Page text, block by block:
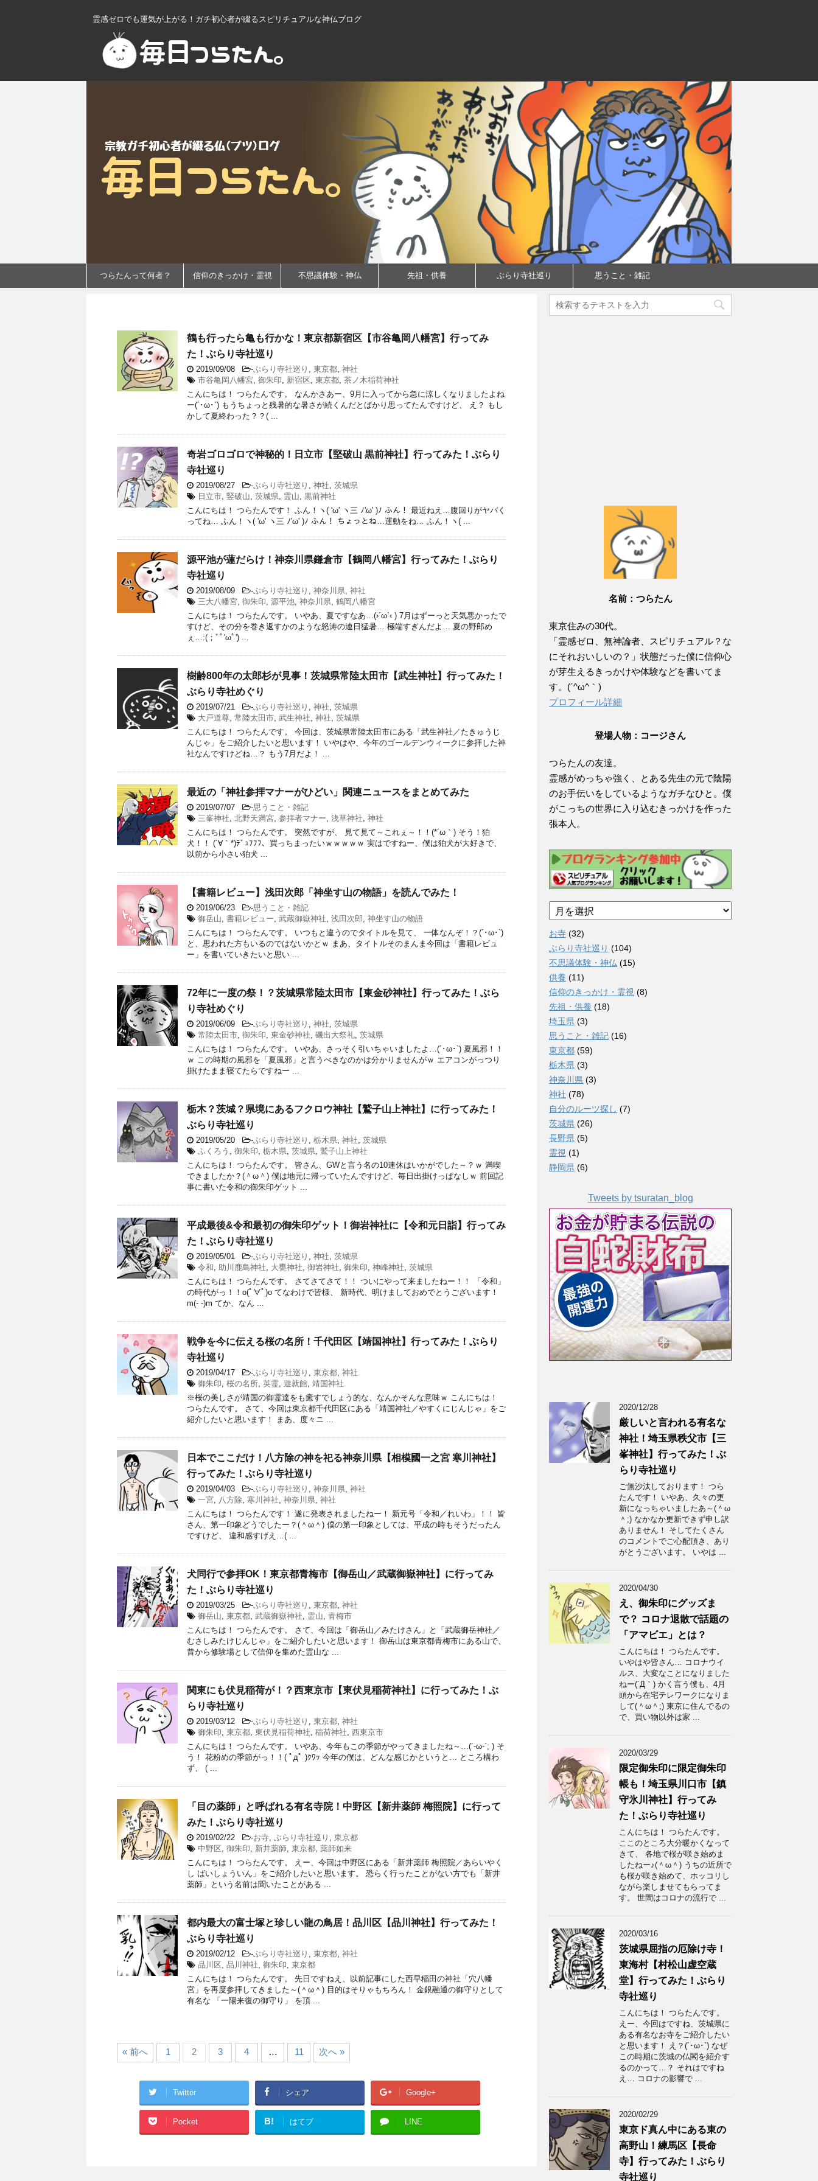
霊感ゼロでも運気が上がる！ガチ初心者が綴るスピリチュアルな神仏ブログ
つらたんって何者？ 信仰のきっかけ・霊視 不思議体験・神仏 先祖・供養 ぶらり寺社巡り 思うこと・雑記
鶴も行ったら亀も行かな！東京都新宿区【市谷亀岡八幡宮】行ってみ
た！ぶらり寺社巡り
2019/09/08 -ぶらり寺社巡り 東京都 神社
市谷亀岡八幡宮 御朱印 新宿区 東京都 茶ノ木稲荷神社
こんにちは！ つらたんです。 なんかさあー、9月に入ってから急に涼しくなりましたよね
ー(´･ω･`) もうちょっと残暑的な暑さが続くんだとばかり思ってたんですけど、 え？ もし
かして夏終わった？？( ...
奇岩ゴロゴロで神秘的！日立市【堅破山 黒前神社】行ってみた！ぶらり
寺社巡り
2019/08/27 -ぶらり寺社巡り 神社 茨城県
日立市 竪破山 茨城県 霊山 黒前神社
こんにちは！ つらたんです！ ふん！ヽ( 'ω' ヽ三 ﾉ'ω' )ﾉ ふん！ 最近ねえ…腹回りがヤバく
ってね… ふん！ヽ( 'ω' ヽ三 ﾉ'ω' )ﾉ ふん！ ちょっとね…運動をね… ふん！ヽ( ...
源平池が蓮だらけ！神奈川県鎌倉市【鶴岡八幡宮】行ってみた！ぶらり
寺社巡り
2019/08/09 -ぶらり寺社巡り 神奈川県 神社
三大八幡宮 御朱印 源平池 神奈川県 鶴岡八幡宮
こんにちは！ つらたんです。 いやあ、夏ですなあ…(›´ω`‹ ) 7月はずーっと天気悪かったで
すけど、その分を巻き返すかのような怒涛の連日猛暑… 極端すぎんだよ… 夏の野郎め
ぇ…:(；ﾞﾟ'ωﾟ') ...
樹齢800年の太郎杉が見事！茨城県常陸太田市【武生神社】行ってみた！
ぶらり寺社めぐり
2019/07/21 -ぶらり寺社巡り 神社 茨城県
大戸道尊 常陸太田市 武生神社 神社 茨城県
こんにちは！ つらたんです。 今回は、茨城県常陸太田市にある「武生神社／たきゅうじ
んじゃ」をご紹介したいと思います！ いやはや、今年のゴールデンウィークに参拝した神
社なんですけどね…？ もう7月だよ！ ...
最近の「神社参拝マナーがひどい」関連ニュースをまとめてみた
2019/07/07 -思うこと・雑記
三峯神社 北野天満宮 参拝者マナー 浅草神社 神社
こんにちは！ つらたんです。 突然ですが、 見て見て～これぇ～！！(*´ω｀) そう！狛
犬！！ (´∀｀*)ﾃﾞｭﾌﾌﾌ、買っちまったいｗｗｗｗｗ 実はですねー、僕は狛犬が大好きで、
以前から小さい狛犬 ...
【書籍レビュー】浅田次郎「神坐す山の物語」を読んでみた！
2019/06/23 -思うこと・雑記
御岳山 書籍レビュー 武蔵御嶽神社 浅田次郎 神坐す山の物語
こんにちは！ つらたんです。 いつもと違うのでタイトルを見て、 一体なんぞ！？(´･ω･`)
と、思われた方もいるのではないかとｗ まあ、タイトルそのまんま今回は「書籍レビュ
ー」を書いていきたいと思い ...
72年に一度の祭！？茨城県常陸太田市【東金砂神社】行ってみた！ぶら
り寺社めぐり
2019/06/09 -ぶらり寺社巡り 神社 茨城県
常陸太田市 御朱印 東金砂神社 磯出大祭礼 茨城県
こんにちは！ つらたんです。 いやあ、さっそく引いちゃいましたよ…(´･ω･`) 夏風邪！！
ｗ この時期の風邪を「夏風邪」と言うべきなのかは分かりませんがｗ エアコンがっつり
掛けたまま寝てたらですねー ...
栃木？茨城？県境にあるフクロウ神社【鷲子山上神社】に行ってみた！
ぶらり寺社巡り
2019/05/20 -ぶらり寺社巡り 栃木県 神社 茨城県
ふくろう
御朱印 栃木県 茨城県 鷲子山上神社
こんにちは！ つらたんです。 皆さん、GWと言う名の10連休はいかがでした～？ｗ 満喫
できましたか？(＾ω＾) 僕は地元に帰っていたんですけど、毎日出掛けっぱなしｗ 前回記
事に書いた令和の御朱印ゲット ...
平成最後&令和最初の御朱印ゲット！御岩神社に【令和元日詣】行ってみ
た！ぶらり寺社巡り
2019/05/01 -ぶらり寺社巡り 神社 茨城県
令和
助川鹿島神社 大甕神社 御岩神社 御朱印 神峰神社 茨城県
こんにちは！ つらたんです。 さてさてさて！！ ついにやって来ましたねー！！ 「令和」
の時代がっ！！o(ﾟ∀ﾟ)o てなわけで皆様、 新時代、明けましておめでとうございます！
m(- -)m てか、なん ...
戦争を今に伝える桜の名所！千代田区【靖国神社】行ってみた！ぶらり
寺社巡り
2019/04/17 -ぶらり寺社巡り 東京都 神社
御朱印 桜の名所 英霊 遊就館 靖国神社
※桜の美しさが靖国の御霊達をも癒すでしょう的な、なんかそんな意味ｗ こんにちは！
つらたんです。 さて、今回は東京都千代田区にある「靖国神社／やすくにじんじゃ」をご
紹介したいと思います！ まあ、度々ニ ...
日本でここだけ！八方除の神を祀る神奈川県【相模國一之宮 寒川神社】
行ってみた！ぶらり寺社巡り
2019/04/03 -ぶらり寺社巡り 神奈川県 神社
一宮
八方除 寒川神社 神奈川県 神社
こんにちは！ つらたんです！ 遂に発表されましたねー！ 新元号「令和／れいわ」！！ 皆
さん、第一印象どうでしたー？(＾ω＾) 僕の第一印象としては、平成の時もそうだったん
ですけど、 違和感すげえ…( ...
犬同行で参拝OK！東京都青梅市【御岳山／武蔵御嶽神社】に行ってみ
た！ぶらり寺社巡り
2019/03/25 -ぶらり寺社巡り 東京都 神社
御岳山 東京都 武蔵御嶽神社 霊山 青梅市
こんにちは！ つらたんです。 さて、今回は「御岳山／みたけさん」と「武蔵御岳神社／
むさしみたけじんじゃ」をご紹介したいと思います！ 御岳山は東京都青梅市にある山で、
昔から修験場として信仰を集めた霊山な ...
関東にも伏見稲荷が！？西東京市【東伏見稲荷神社】に行ってみた！ぶ
らり寺社巡り
2019/03/12 -ぶらり寺社巡り 東京都 神社
御朱印 東京都 東伏見稲荷神社 稲荷神社 西東京市
こんにちは！ つらたんです。 いやあ、今年もこの季節がやってきましたね～…(´-ω-`; ) そ
う！ 花粉めの季節がっ！！( ﾟдﾟ )ｸﾜｯ 今年の僕は、どんな感じかというと… ところ構わ
ず、 ( ...
「目の薬師」と呼ばれる有名寺院！中野区【新井薬師 梅照院】に行って
みた！ぶらり寺社巡り
2019/02/22 -お寺 ぶらり寺社巡り
東京都
中野区 御朱印 新井薬師 東京都 薬師如来
こんにちは！ つらたんです。 えー、今回は中野区にある「新井薬師 梅照院／あらいやく
し ばいしょういん」をご紹介したいと思います。 恐らく行ったことがない方でも「新井
薬師」という名前は聞いたことがある ...
都内最大の富士塚と珍しい龍の鳥居！品川区【品川神社】行ってみた！
ぶらり寺社巡り
2019/02/12 -ぶらり寺社巡り 東京都 神社
品川区 品川神社 御朱印 東京都
こんにちは！ つらたんです。 先日ですねえ、以前記事にした西早稲田の神社「穴八幡
宮」を再度参拝してきました～(＾ω＾) 目的はそりゃもちろん！ 金銀融通の御守りとして
有名な 「一陽来復の御守り」 を頂 ...
« 前へ 1 2 3 4 … 11 次へ »
Twitter シェア Google+
Pocket B! はてブ LINE
名前：つらたん
東京住みの30代。
「霊感ゼロ、無神論者、スピリチュアル？な
にそれおいしいの？」状態だった僕に信仰心
が芽生えるきっかけや体験などを書いてま
す。(´^ω^｀)
プロフィール詳細
登場人物：コージさん
つらたんの友達。
霊感がめっちゃ強く、とある先生の元で陰陽
のお手伝いをしているようなガチなひと。僕
がこっちの世界に入り込むきっかけを作った
張本人。
ア
ー
カ
イ
ブ
お寺 (32)
ぶらり寺社巡り (104)
不思議体験・神仏 (15)
供養 (11)
信仰のきっかけ・霊視 (8)
先祖・供養 (18)
埼玉県 (3)
思うこと・雑記 (16)
東京都 (59)
栃木県 (3)
神奈川県 (3)
神社 (78)
自分のルーツ探し (7)
茨城県 (26)
長野県 (5)
霊視 (1)
静岡県 (6)
Tweets by tsuratan_blog
2020/12/28
厳しいと言われる有名な
神社！埼玉県秩父市【三
峯神社】行ってみた！ぶ
らり寺社巡り
ご無沙汰しております！ つら
たんです！ いやあ、久々の更
新になっちゃいましたあ～(＾ω
＾;) なかなか更新できず申し訳
ありません！ そしてたくさん
のコメントでご心配頂き、あり
がとうございます。 いやは ...
2020/04/30
え、御朱印にグッズま
で？ コロナ退散で話題の
「アマビエ」とは？
こんにちは！ つらたんです。
いやはや皆さん… コロナウイ
ルス、大変なことになりました
ねー(´Д｀) かく言う僕も、4月
頭から在宅テレワークになりま
して(＾ω＾;) 東京に住んでるの
で、買い物以外は家 ...
2020/03/29
限定御朱印に限定御朱印
帳も！埼玉県川口市【鎮
守氷川神社】行ってみ
た！ぶらり寺社巡り
こんにちは！ つらたんです。
ここのところ大分暖かくなって
きて、 各地で桜が咲き始めま
したねー♪(＾ω＾) うちの近所で
も桜が咲き始めて、ホッコリし
ながら楽しませてもらってま
す。 世間はコロナの流行で ...
2020/03/16
茨城県屈指の厄除け寺！
東海村【村松山虚空蔵
堂】行ってみた！ぶらり
寺社巡り
こんにちは！ つらたんです。
えー、今回はですね、茨城県に
ある有名なお寺をご紹介したい
と思います！ え？(´･ω･`) なぜ
この時期に茨城の仏閣を紹介す
るのかって…？ それはですね
え… コロナの影響で ...
2020/02/29
東京ド真ん中にある東の
高野山！練馬区【長命
寺】行ってみた！ぶらり
寺社巡り